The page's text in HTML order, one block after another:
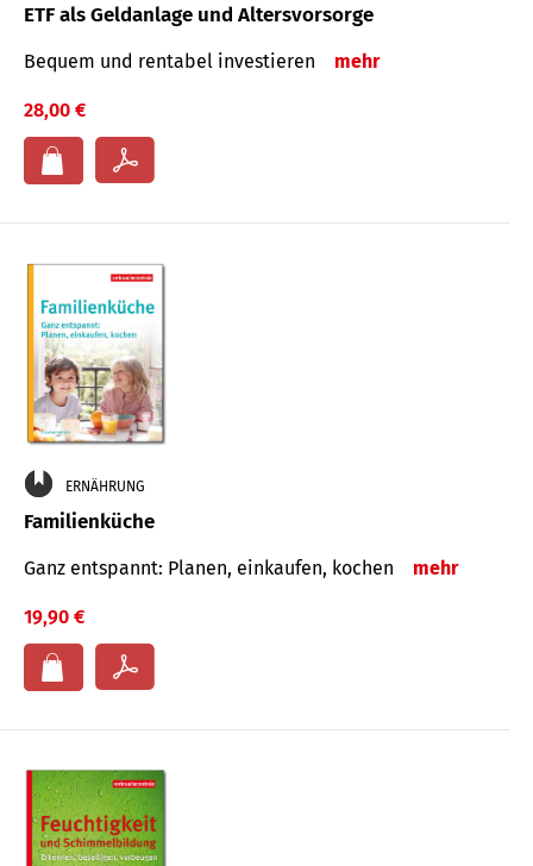
ETF als Geldanlage und Altersvorsorge
Bequem und rentabel investieren mehr
28,00 €
ERNÄHRUNG
Familienküche
Ganz entspannt: Planen, einkaufen, kochen mehr
19,90 €